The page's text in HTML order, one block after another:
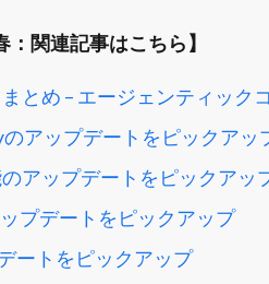
：関連記事はこちら】
とめ – エージェンティック
のアップデートをピックアッ
アップデートをピックアッ
プデートをピックアップ
ートをピックアップ